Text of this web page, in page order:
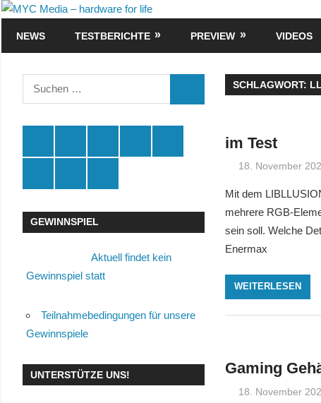
Zum
MYC
Media
–
hardware
NEWS TESTBERICHTE PREVIEW VIDEOS
SCHLAGWORT:
im Test
18. November
Mit dem
mehrere RGB-
sein soll. Welche
Enermax
WEITERLESEN
Gaming
18. November
Suchen
nach:
GEWINNSPIEL
Aktuell findet kein
Gewinnspiel statt
Teilnahmebedingungen für unsere
Gewinnspiele
UNTERSTÜTZE UNS!